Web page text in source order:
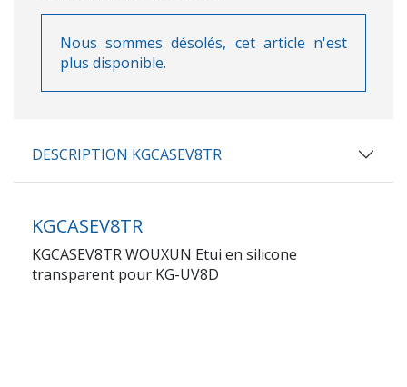
Nous sommes désolés, cet article n'est
plus disponible.
DESCRIPTION KGCASEV8TR
KGCASEV8TR
KGCASEV8TR WOUXUN Etui en silicone
transparent pour KG-UV8D